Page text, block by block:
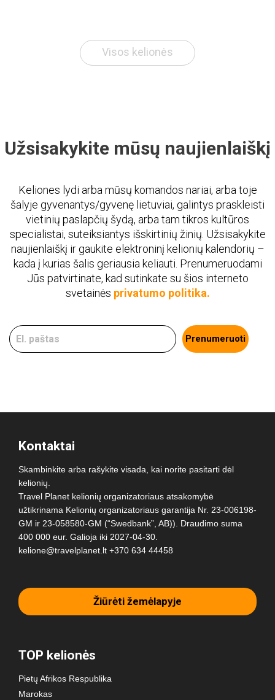
Visos kelionės
Užsisakykite mūsų naujienlaiškį
Keliones lydi arba mūsų komandos nariai, arba toje
šalyje gyvenantys/gyvenę lietuviai, galintys praskleisti
vietinių paslapčių šydą, arba tam tikros kultūros
specialistai, suteiksiantys išskirtinių žinių. Užsisakykite
naujienlaiškį ir gaukite elektroninį kelionių kalendorių –
kada į kurias šalis geriausia keliauti. Prenumeruodami
Jūs patvirtinate, kad sutinkate su šios interneto
svetainės privatumo politika.
Prenumeruoti
Kontaktai
Skambinkite arba rašykite visada, kai norite pasitarti dėl
kelionių.
Travel Planet kelionių organizatoriaus atsakomybė
užtikrinama Kelionių organizatoriaus garantija Nr. 23-006198-
GM ir 23-058580-GM (“Swedbank”, AB)). Draudimo suma
400 000 eur. Galioja iki 2027-04-30.
kelione@travelplanet.lt +370 634 44458
Žiūrėti žemėlapyje
TOP kelionės
Pietų Afrikos Respublika
Marokas